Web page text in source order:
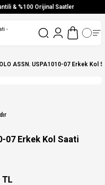
& %100 Orijinal Saatler
6 Taksit
Gönderim
ASSN. USPA1010-07 Erkek Kol
07 Erkek Kol Saati
TL